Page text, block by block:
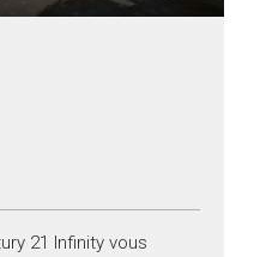
21 Infinity vous